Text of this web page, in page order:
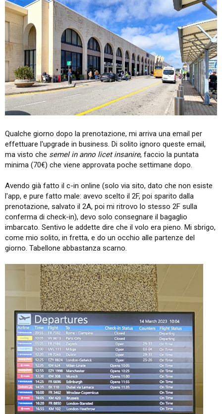
Qualche giorno dopo la prenotazione, mi arriva una email per
effettuare l'upgrade in business. Di solito ignoro queste email,
ma visto che semel in anno licet insanire, faccio la puntata
minima (70€) che viene approvata poche settimane dopo.
Avendo già fatto il c-in online (solo via sito, dato che non esiste
l'app, e pure fatto male: avevo scelto il 2F, poi sparito dalla
prenotazione, salvato il 2A, poi mi ritrovo lo stesso 2F sulla
conferma di check-in), devo solo consegnare il bagaglio
imbarcato. Sentivo le addette dire che il volo era pieno. Mi sbrigo,
come mio solito, in fretta, e do un occhio alle partenze del
giorno. Tabellone abbastanza scarno.